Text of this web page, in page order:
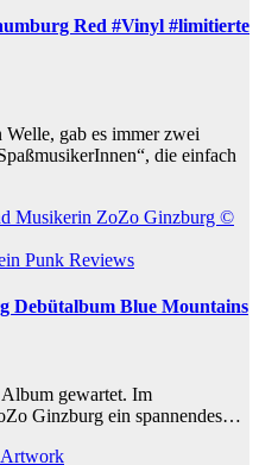
Red #Vinyl #limitierte
gab es immer zwei
die einfach
Punk Reviews
Debütalbum Blue Mountains
Album gewartet. Im
Ginzburg ein spannendes…